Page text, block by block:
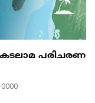
പരിചരണ